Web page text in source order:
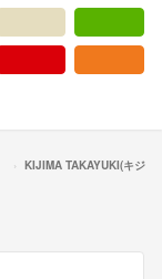
KIJIMA TAKAYUKI(キジ